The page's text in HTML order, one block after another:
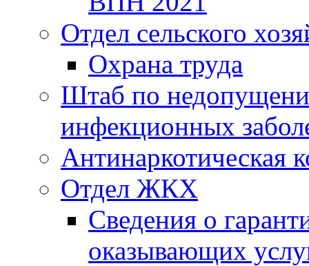
Отдел сельского
Охрана труда
Штаб по
инфекционных
Антинаркотическая
Отдел ЖКХ
Сведения о
оказывающих